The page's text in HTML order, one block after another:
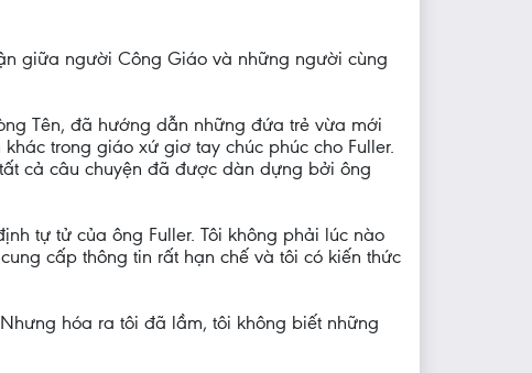
giữa người Công Giáo và những người cùng
Tên, đã hướng dẫn những đứa trẻ vừa mới
trong giáo xứ giơ tay chúc phúc cho Fuller.
cả câu chuyện đã được dàn dựng bởi ông
tự tử của ông Fuller. Tôi không phải lúc nào
cấp thông tin rất hạn chế và tôi có kiến thức
hóa ra tôi đã lầm, tôi không biết những